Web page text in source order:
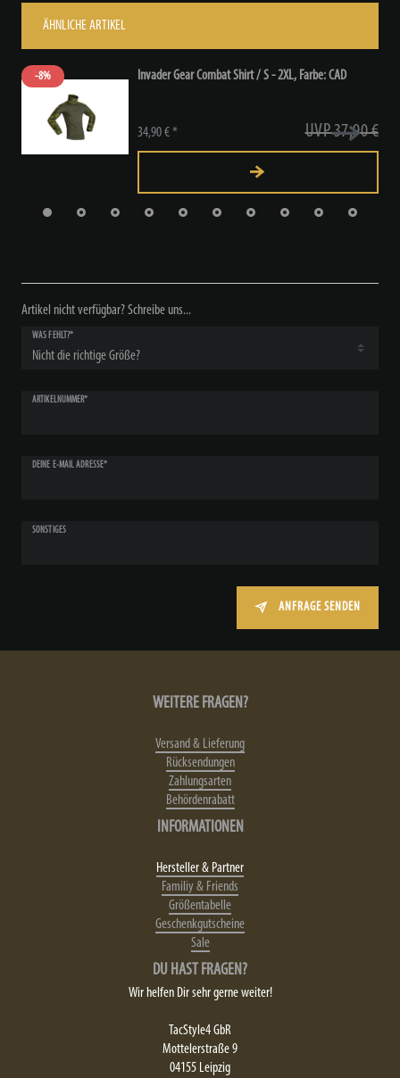
ÄHNLICHE ARTIKEL
-8% Invader Gear Combat Shirt / S - 2XL, Farbe: CAD
UVP 37,90 €
34,90 € *
Artikel nicht verfügbar? Schreibe uns...
WAS FEHLT?*
ARTIKELNUMMER*
DEINE E-MAIL ADRESSE*
SONSTIGES
ANFRAGE SENDEN
WEITERE FRAGEN?
Versand & Lieferung
Rücksendungen
Zahlungsarten
Behördenrabatt
INFORMATIONEN
Hersteller & Partner
Familiy & Friends
Größentabelle
Geschenkgutscheine
Sale
DU HAST FRAGEN?
Wir helfen Dir sehr gerne weiter!
TacStyle4 GbR
Mottelerstraße 9
04155 Leipzig